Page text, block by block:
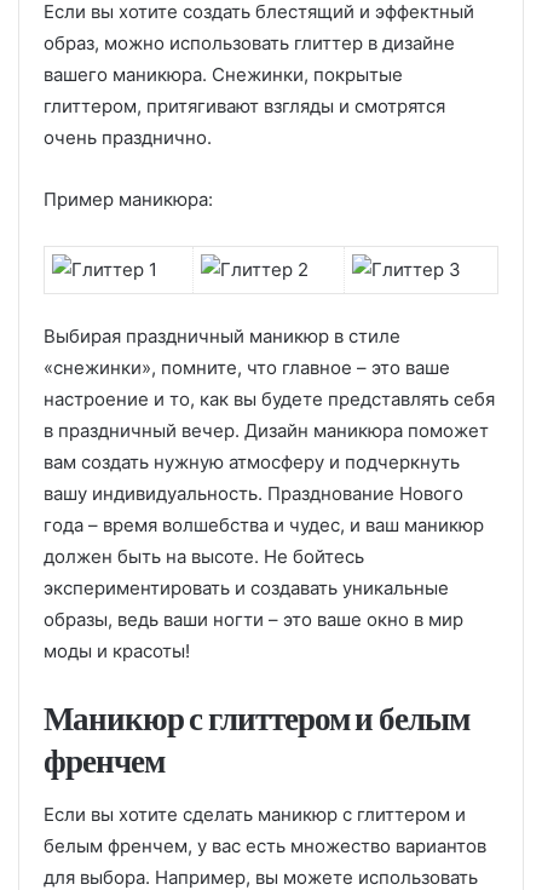
Если вы хотите создать блестящий и эффектный
образ, можно использовать глиттер в дизайне
вашего маникюра. Снежинки, покрытые
глиттером, притягивают взгляды и смотрятся
очень празднично.
Пример маникюра:
Выбирая праздничный маникюр в стиле
«снежинки», помните, что главное – это ваше
настроение и то, как вы будете представлять себя
в праздничный вечер. Дизайн маникюра поможет
вам создать нужную атмосферу и подчеркнуть
вашу индивидуальность. Празднование Нового
года – время волшебства и чудес, и ваш маникюр
должен быть на высоте. Не бойтесь
экспериментировать и создавать уникальные
образы, ведь ваши ногти – это ваше окно в мир
моды и красоты!
Маникюр с глиттером и белым
френчем
Если вы хотите сделать маникюр с глиттером и
белым френчем, у вас есть множество вариантов
для выбора. Например, вы можете использовать